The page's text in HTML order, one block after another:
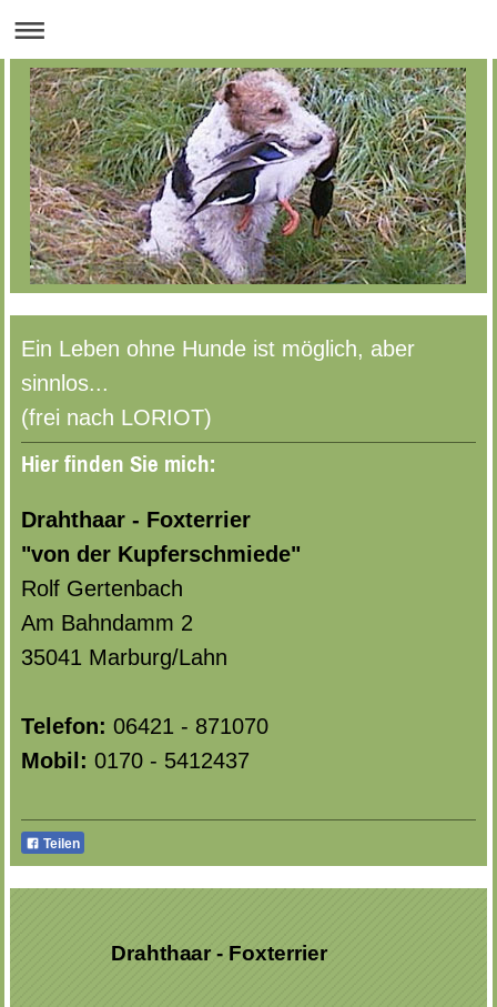
Ein Leben ohne Hunde ist möglich, aber
sinnlos...
(frei nach LORIOT)
Hier finden Sie mich:
Drahthaar - Foxterrier
"von der Kupferschmiede"
Rolf Gertenbach
Am Bahndamm 2
35041 Marburg/Lahn
Telefon: 06421 - 871070
Mobil: 0170 - 5412437
Teilen
Drahthaar - Foxterrier